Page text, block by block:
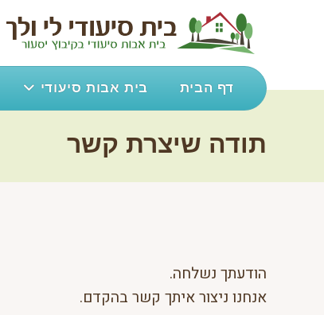
דף הבית בית אבות סיעודי
תודה שיצרת קשר
הודעתך נשלחה.
אנחנו ניצור איתך קשר בהקדם.